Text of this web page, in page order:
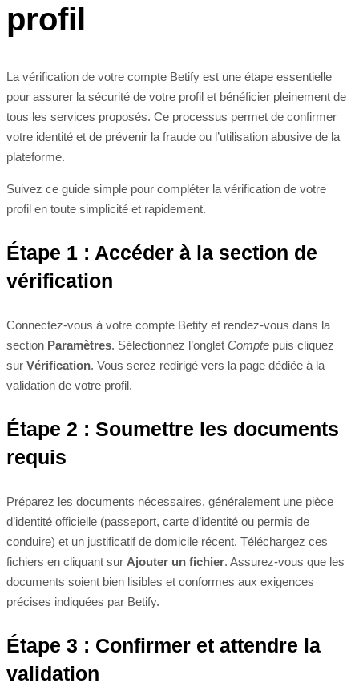
profil
La vérification de votre compte Betify est une étape essentielle
pour assurer la sécurité de votre profil et bénéficier pleinement de
tous les services proposés. Ce processus permet de confirmer
votre identité et de prévenir la fraude ou l’utilisation abusive de la
plateforme.
Suivez ce guide simple pour compléter la vérification de votre
profil en toute simplicité et rapidement.
Étape 1 : Accéder à la section de
vérification
Connectez-vous à votre compte Betify et rendez-vous dans la
section Paramètres. Sélectionnez l’onglet Compte puis cliquez
sur Vérification. Vous serez redirigé vers la page dédiée à la
validation de votre profil.
Étape 2 : Soumettre les documents
requis
Préparez les documents nécessaires, généralement une pièce
d’identité officielle (passeport, carte d’identité ou permis de
conduire) et un justificatif de domicile récent. Téléchargez ces
fichiers en cliquant sur Ajouter un fichier. Assurez-vous que les
documents soient bien lisibles et conformes aux exigences
précises indiquées par Betify.
Étape 3 : Confirmer et attendre la
validation